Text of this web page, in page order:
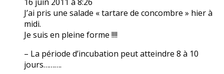
J’ai pris une salade « tartare de concombre » hier à
midi.
Je suis en pleine forme !!!!
– La période d’incubation peut atteindre 8 à 10
jours……….